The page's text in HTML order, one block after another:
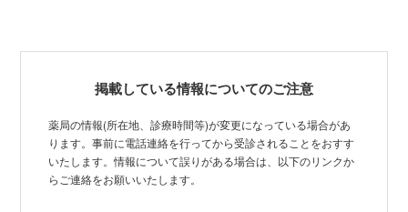
掲載している情報についてのご注意
薬局の情報(所在地、診療時間等)が変更になっている場合があ
ります。事前に電話連絡を行ってから受診されることをおすす
いたします。情報について誤りがある場合は、以下のリンクか
らご連絡をお願いいたします。